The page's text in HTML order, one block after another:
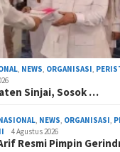
, NEWS, ORGANISASI,
Sinjai, Sosok …
, NEWS, ORGANISASI,
4 Agustus 2026
Resmi Pimpin